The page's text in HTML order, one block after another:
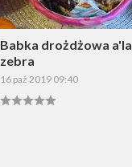
Babka drożdżowa a'la
zebra
16 paź 2019 09:40